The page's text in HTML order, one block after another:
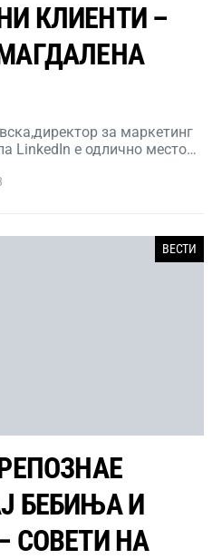
КЛИЕНТИ –
за маркетинг
LinkedIn е одлично место…
ВЕСТИ
БЕБИЊА И
СОВЕТИ НА